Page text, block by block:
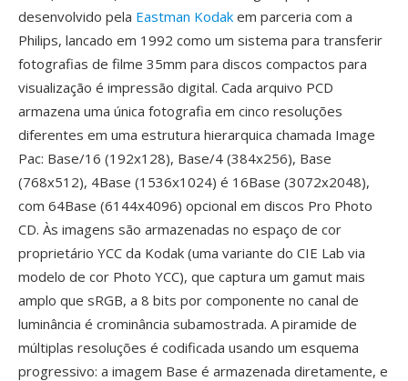
desenvolvido pela Eastman Kodak em parceria com a
Philips, lancado em 1992 como um sistema para transferir
fotografias de filme 35mm para discos compactos para
visualização é impressão digital. Cada arquivo PCD
armazena uma única fotografia em cinco resoluções
diferentes em uma estrutura hierarquica chamada Image
Pac: Base/16 (192x128), Base/4 (384x256), Base
(768x512), 4Base (1536x1024) é 16Base (3072x2048),
com 64Base (6144x4096) opcional em discos Pro Photo
CD. Às imagens são armazenadas no espaço de cor
proprietário YCC da Kodak (uma variante do CIE Lab via
modelo de cor Photo YCC), que captura um gamut mais
amplo que sRGB, a 8 bits por componente no canal de
luminância é crominância subamostrada. A piramide de
múltiplas resoluções é codificada usando um esquema
progressivo: a imagem Base é armazenada diretamente, e